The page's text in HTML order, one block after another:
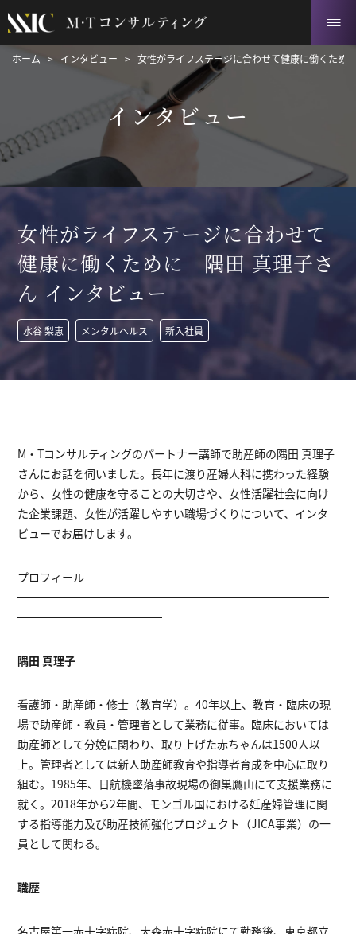
インタビュー
ホーム > インタビュー > 女性がライフステージに合わせて健康に働くた
女性がライフステージに合わせて
健康に働くために 隅田 真理子さ
ん インタビュー
水谷 梨恵 メンタルヘルス 新入社員
M・Tコンサルティングのパートナー講師で助産師の隅田 真理子
さんにお話を伺いました。長年に渡り産婦人科に携わった経験
から、女性の健康を守ることの大切さや、女性活躍社会に向け
た企業課題、女性が活躍しやすい職場づくりについて、インタ
ビューでお届けします。
プロフィール
━━━━━━━━━━━━━━━━━━━━━━━━━━━━
━━━━━━━━━━━━━
隅田 真理子
看護師・助産師・修士（教育学）。40年以上、教育・臨床の現
場で助産師・教員・管理者として業務に従事。臨床においては
助産師として分娩に関わり、取り上げた赤ちゃんは1500人以
上。管理者としては新人助産師教育や指導者育成を中心に取り
組む。1985年、日航機墜落事故現場の御巣鷹山にて支援業務に
就く。2018年から2年間、モンゴル国における妊産婦管理に関
する指導能力及び助産技術強化プロジェクト（JICA事業）の一
員として関わる。
職歴
名古屋第一赤十字病院、大森赤十字病院にて勤務後、東京都立